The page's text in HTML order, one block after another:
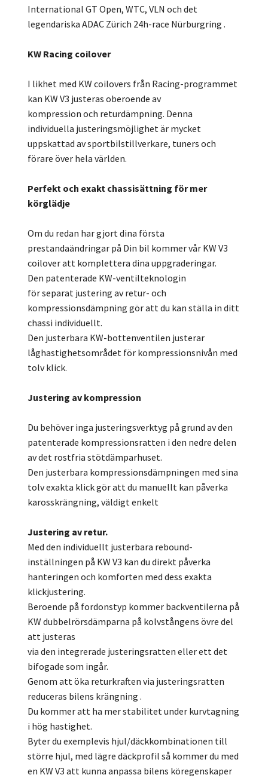
International GT Open, WTC, VLN och det
legendariska ADAC Zürich 24h-race Nürburgring .
KW Racing coilover
I likhet med KW coilovers från Racing-programmet
kan KW V3 justeras oberoende av
kompression och returdämpning. Denna
individuella justeringsmöjlighet är mycket
uppskattad av sportbilstillverkare, tuners och
förare över hela världen.
Perfekt och exakt chassisättning för mer
körglädje
Om du redan har gjort dina första
prestandaändringar på Din bil kommer vår KW V3
coilover att komplettera dina uppgraderingar.
Den patenterade KW-ventilteknologin
för separat justering av retur- och
kompressionsdämpning gör att du kan ställa in ditt
chassi individuellt.
Den justerbara KW-bottenventilen justerar
låghastighetsområdet för kompressionsnivån med
tolv klick.
Justering av kompression
Du behöver inga justeringsverktyg på grund av den
patenterade kompressionsratten i den nedre delen
av det rostfria stötdämparhuset.
Den justerbara kompressionsdämpningen med sina
tolv exakta klick gör att du manuellt kan påverka
karosskrängning, väldigt enkelt
Justering av retur.
Med den individuellt justerbara rebound-
inställningen på KW V3 kan du direkt påverka
hanteringen och komforten med dess exakta
klickjustering.
Beroende på fordonstyp kommer backventilerna på
KW dubbelrörsdämparna på kolvstångens övre del
att justeras
via den integrerade justeringsratten eller ett det
bifogade som ingår.
Genom att öka returkraften via justeringsratten
reduceras bilens krängning .
Du kommer att ha mer stabilitet under kurvtagning
i hög hastighet.
Byter du exemplevis hjul/däckkombinationen till
större hjul, med lägre däckprofil så kommer du med
en KW V3 att kunna anpassa bilens köregenskaper